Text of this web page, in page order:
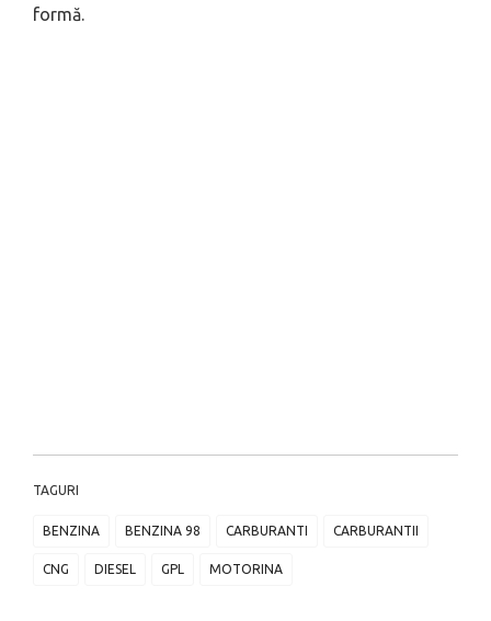
formă.
TAGURI
BENZINA BENZINA 98 CARBURANTI CARBURANTII
CNG DIESEL GPL MOTORINA